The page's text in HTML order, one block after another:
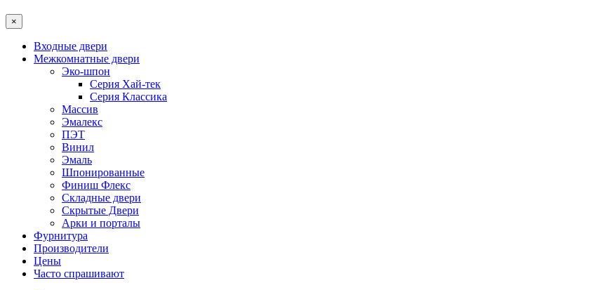
×
Входные двери
Межкомнатные двери
Эко-шпон
Серия Хай-тек
Серия Классика
Массив
Эмалекс
ПЭТ
Винил
Эмаль
Шпонированные
Финиш Флекс
Складные двери
Скрытые Двери
Арки и порталы
Фурнитура
Производители
Цены
Часто спрашивают